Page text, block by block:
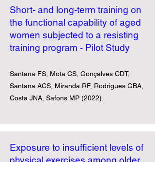
Short- and long-term training on
the functional capability of aged
women subjected to a resisting
training program - Pilot Study
Santana FS, Mota CS, Gonçalves CDT,
Santana ACS, Miranda RF, Rodrigues GBA,
Costa JNA, Safons MP (2022).
Exposure to insufficient levels of
physical exercises among older